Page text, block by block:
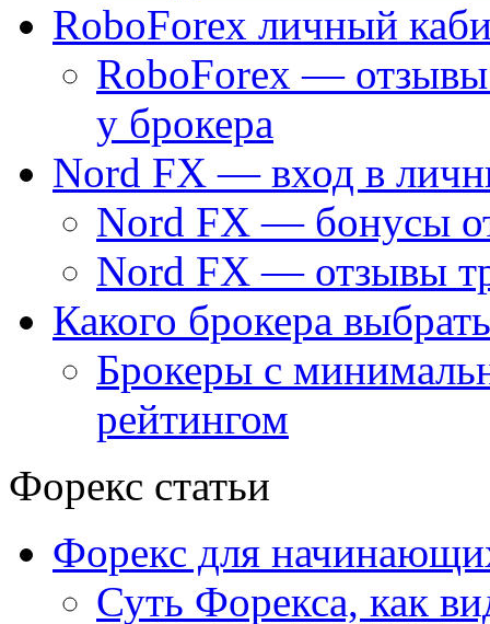
RoboForex личный
RoboForex — отзывы
у брокера
Nord FX — вход в
Nord FX — бонусы
Nord FX — отзывы
Какого брокера
Брокеры с
рейтингом
Форекс статьи
Форекс для
Суть Форекса, как